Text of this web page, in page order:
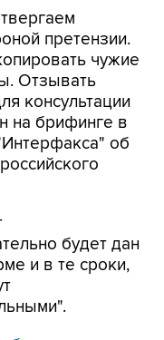
претензии.
чужие
Отзывать
консультации
на брифинге в
об
будет дан
и в те сроки,